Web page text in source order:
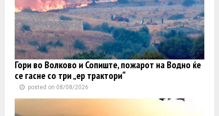
Гори во Волково и Сопиште, пожарот на Водно ќе
се гасне со три „ер трактори“
posted on 08/08/2026